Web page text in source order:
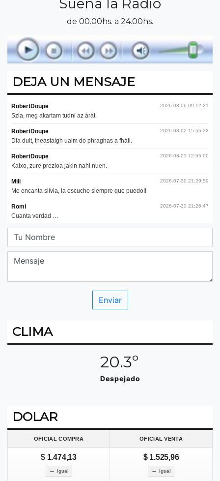
de 00.00hs. a 24.00hs.
DEJA UN MENSAJE
CLIMA
20.3º
Despejado
DOLAR
OFICIAL COMPRA OFICIAL VENTA
$ 1.474,13
Igual
$ 1.525,96
Igual